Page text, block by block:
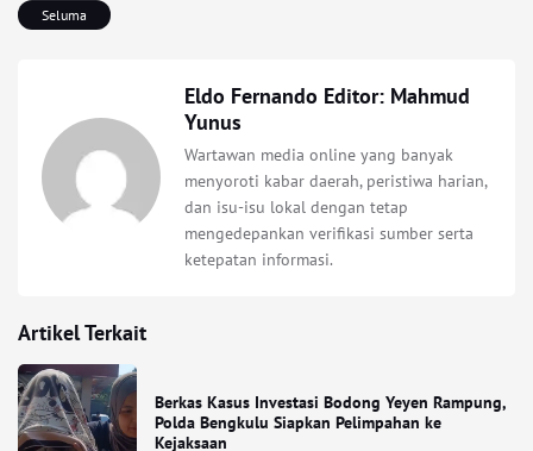
Seluma
Eldo Fernando Editor: Mahmud
Yunus
Wartawan media online yang banyak
menyoroti kabar daerah, peristiwa harian,
dan isu-isu lokal dengan tetap
mengedepankan verifikasi sumber serta
ketepatan informasi.
Artikel Terkait
Berkas Kasus Investasi Bodong Yeyen Rampung,
Polda Bengkulu Siapkan Pelimpahan ke
Kejaksaan